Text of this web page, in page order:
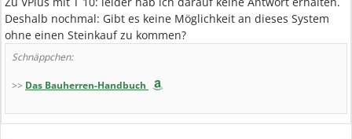
Deshalb nochmal: Gibt es keine Möglichkeit an dieses System
ohne einen Steinkauf zu kommen?
Schnäppchen:
>> Das Bauherren-Handbuch